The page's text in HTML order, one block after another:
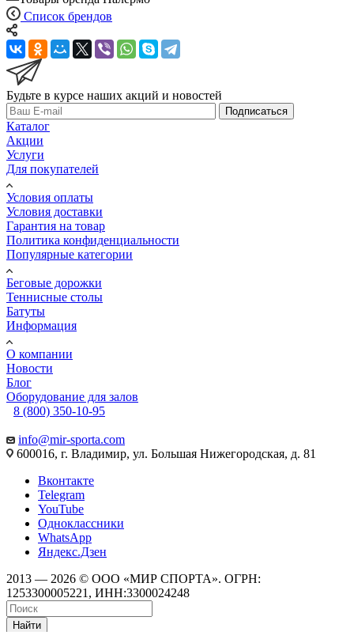
Список брендов
Будьте в курсе наших акций и новостей
Подписаться
Каталог
Акции
Услуги
Для покупателей
Условия оплаты
Условия доставки
Гарантия на товар
Политика конфиденциальности
Популярные категории
Беговые дорожки
Теннисные столы
Батуты
Информация
О компании
Новости
Блог
Оборудование для залов
8 (800) 350-10-95
info@mir-sporta.com
600016, г. Владимир, ул. Большая Нижегородская, д. 81
Вконтакте
Telegram
YouTube
Одноклассники
WhatsApp
Яндекс.Дзен
2013 — 2026 © ООО «МИР СПОРТА». ОГРН:
1253300005221, ИНН:3300024248
Найти